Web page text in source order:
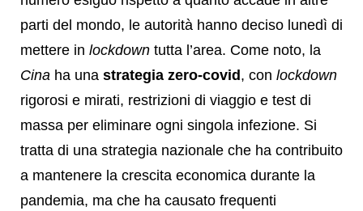
parti del mondo, le autorità hanno deciso lunedì di
mettere in lockdown tutta l’area. Come noto, la
Cina ha una strategia zero-covid, con lockdown
rigorosi e mirati, restrizioni di viaggio e test di
massa per eliminare ogni singola infezione. Si
tratta di una strategia nazionale che ha contribuito
a mantenere la crescita economica durante la
pandemia, ma che ha causato frequenti